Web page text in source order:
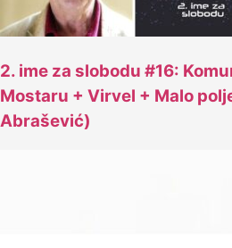
2. ime za slobodu #16:
Mostaru + Virvel + Malo
Abrašević)